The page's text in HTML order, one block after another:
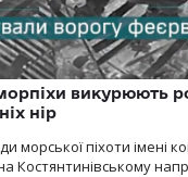
викурюють
нір
морської піхоти імені
Костянтинівському